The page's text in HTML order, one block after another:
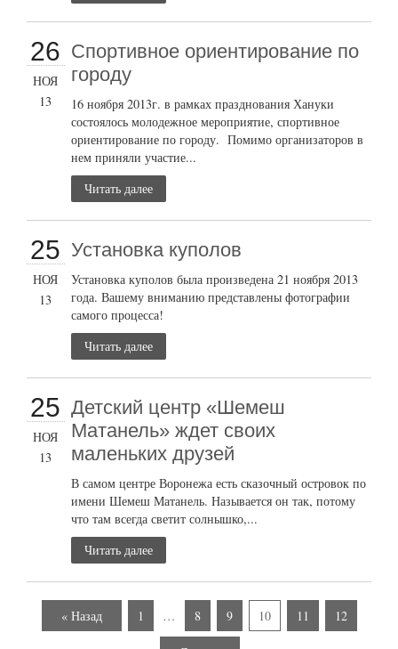
26
НОЯ
13
Cпортивное ориентирование по
городу
16 ноября 2013г. в рамках празднования Хануки
состоялось молодежное мероприятие, спортивное
ориентирование по городу. Помимо организаторов в
нем приняли участие...
Читать далее
25
НОЯ
13
Установка куполов
Установка куполов была произведена 21 ноября 2013
года. Вашему вниманию представлены фотографии
самого процесса!
Читать далее
25
НОЯ
13
Детский центр «Шемеш
Матанель» ждет своих
маленьких друзей
В самом центре Воронежа есть сказочный островок по
имени Шемеш Матанель. Называется он так, потому
что там всегда светит солнышко,...
Читать далее
« Назад 1 … 8 9 10 11 12